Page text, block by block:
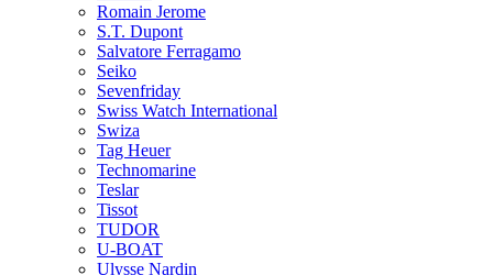
Romain Jerome
S.T. Dupont
Salvatore Ferragamo
Seiko
Sevenfriday
Swiss Watch International
Swiza
Tag Heuer
Technomarine
Teslar
Tissot
TUDOR
U-BOAT
Ulysse Nardin